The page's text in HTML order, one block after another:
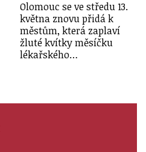
Olomouc se ve středu 13.
května znovu přidá k
městům, která zaplaví
žluté kvítky měsíčku
lékařského…